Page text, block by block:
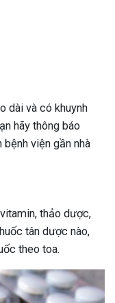
dài và có khuynh
hãy thông báo
viện gần nhà
thảo dược,
tân dược nào,
theo toa.